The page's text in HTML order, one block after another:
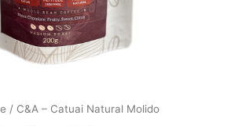
/ C&A – Catuai Natural Molido